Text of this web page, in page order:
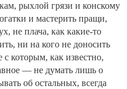
рыхлой грязи и конскому
и мастерить пращи,
не плача, как какие-то
ни на кого не доносить
с которым, как известно,
— не думать лишь о
об остальных, всегда